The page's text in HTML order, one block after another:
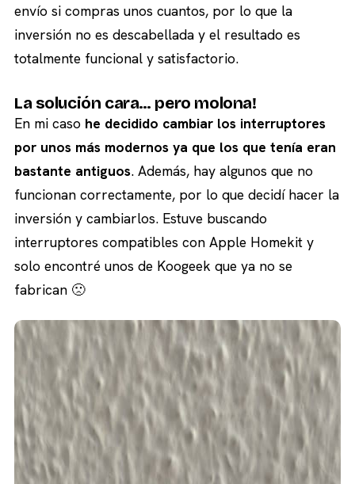
envío si compras unos cuantos, por lo que la
inversión no es descabellada y el resultado es
totalmente funcional y satisfactorio.
La solución cara… pero molona!
En mi caso he decidido cambiar los interruptores
por unos más modernos ya que los que tenía eran
bastante antiguos. Además, hay algunos que no
funcionan correctamente, por lo que decidí hacer la
inversión y cambiarlos. Estuve buscando
interruptores compatibles con Apple Homekit y
solo encontré unos de Koogeek que ya no se
fabrican 🙁